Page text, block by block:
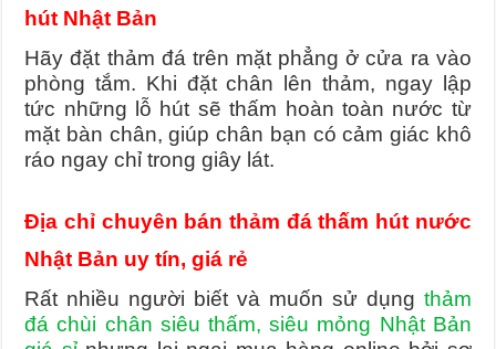
hút Nhật Bản
Hãy đặt thảm đá trên mặt phẳng ở cửa ra vào
phòng tắm. Khi đặt chân lên thảm, ngay lập
tức những lỗ hút sẽ thấm hoàn toàn nước từ
mặt bàn chân, giúp chân bạn có cảm giác khô
ráo ngay chỉ trong giây lát.
Địa chỉ chuyên bán thảm đá thấm hút nước
Nhật Bản uy tín, giá rẻ
Rất nhiều người biết và muốn sử dụng thảm
đá chùi chân siêu thấm, siêu mỏng Nhật Bản